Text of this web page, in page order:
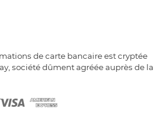
de carte bancaire est cryptée
société dûment agréée auprès de la